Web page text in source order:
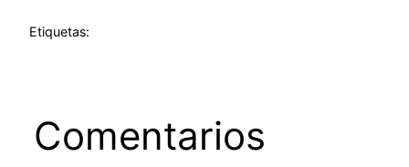
Etiquetas:
Comentarios